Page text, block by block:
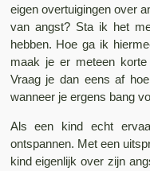
eigen overtuigingen over
van angst? Sta ik het
hebben. Hoe ga ik
maak je er meteen
Vraag je dan eens af
wanneer je ergens bang
Als een kind echt
ontspannen. Met een
kind eigenlijk over zijn